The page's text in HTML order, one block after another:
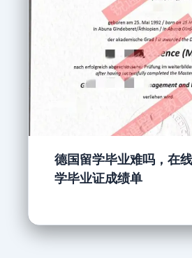
德国留学毕业难吗，在
学毕业证成绩单